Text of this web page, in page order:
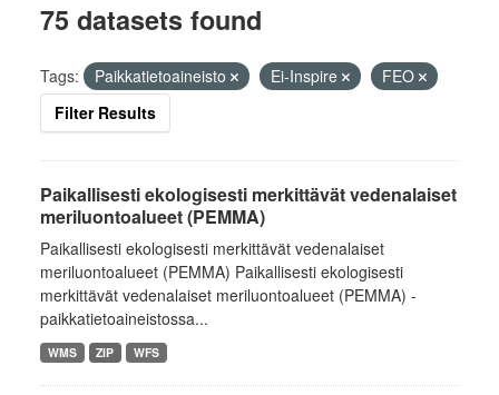
75 datasets found
Tags: Paikkatietoaineisto Ei-Inspire
FEO
Filter Results
Paikallisesti ekologisesti merkittävät vedenalaiset
meriluontoalueet (PEMMA)
Paikallisesti ekologisesti merkittävät vedenalaiset
meriluontoalueet (PEMMA) Paikallisesti ekologisesti
merkittävät vedenalaiset meriluontoalueet (PEMMA) -
paikkatietoaineistossa...
WMS ZIP WFS